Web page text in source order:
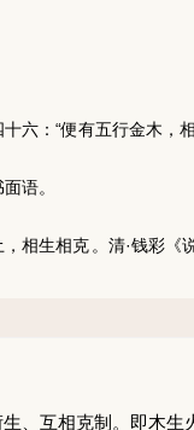
六：“便有五行金木，
语。
相生相克 。清·钱彩《
、互相克制。即木